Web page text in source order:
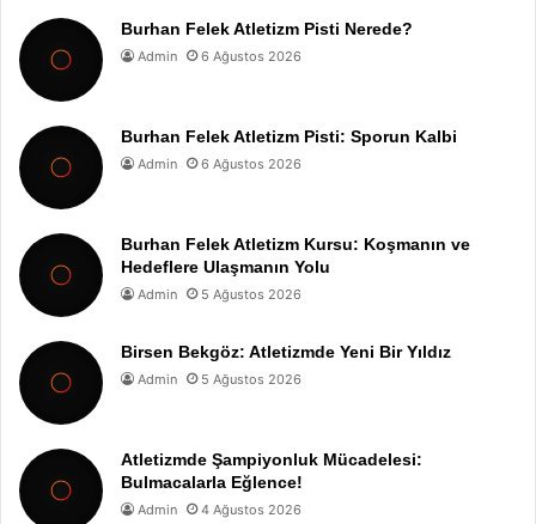
Burhan Felek Atletizm Pisti Nerede?
Admin 6 Ağustos 2026
Burhan Felek Atletizm Pisti: Sporun Kalbi
Admin 6 Ağustos 2026
Burhan Felek Atletizm Kursu: Koşmanın ve
Hedeflere Ulaşmanın Yolu
Admin 5 Ağustos 2026
Birsen Bekgöz: Atletizmde Yeni Bir Yıldız
Admin 5 Ağustos 2026
Atletizmde Şampiyonluk Mücadelesi:
Bulmacalarla Eğlence!
Admin 4 Ağustos 2026